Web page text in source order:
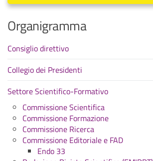
Organigramma
Consiglio direttivo
Collegio dei Presidenti
Settore Scientifico-Formativo
Commissione Scientifica
Commissione Formazione
Commissione Ricerca
Commissione Editoriale e FAD
Endo 33